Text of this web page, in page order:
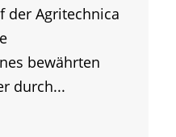
der Agritechnica
bewährten
durch...